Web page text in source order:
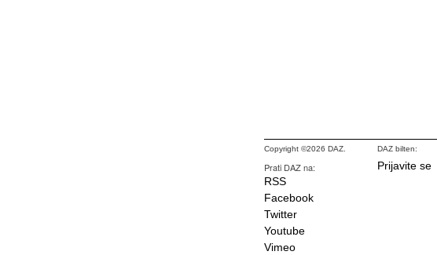
Copyright ©2026 DAZ.
Prati DAZ na:
RSS
Facebook
Twitter
Youtube
Vimeo
DAZ bilten:
Prijavite se